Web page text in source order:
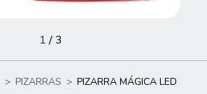
1 / 3
> PIZARRAS > PIZARRA MÁGICA LED